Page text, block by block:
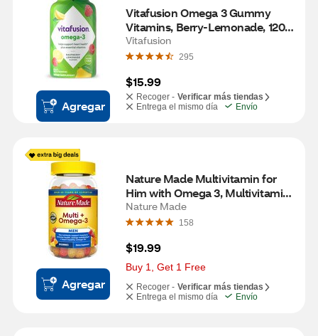
Agregar
Vitafusion Omega 3 Gummy
Vitamins, Berry-Lemonade, 120
CT
Vitafusion
295
$15.99
Recoger - Verificar más tiendas
Entrega el mismo día
Envío
Agregar
Nature Made Multivitamin for
Him with Omega 3, Multivitamin
for Men, Gummy Vitamins &
Minerals, 80 CT
Nature Made
158
$19.99
Buy 1, Get 1 Free
Recoger - Verificar más tiendas
Entrega el mismo día
Envío